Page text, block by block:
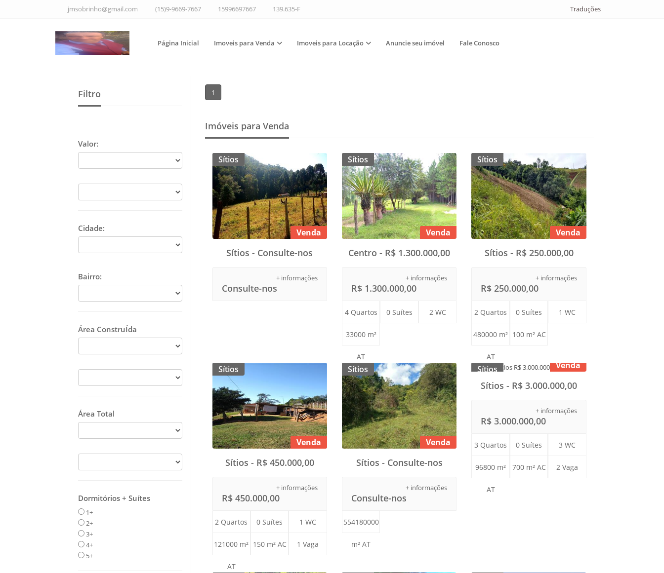
jmsobrinho@gmail.com (15)9-9669-7667 15996697667 139.635-F Traduções
Página Inicial Imoveis para Venda Imoveis para Locação Anuncie seu imóvel Fale Conosco
Filtro
Valor:
Cidade:
Bairro:
Área ConstruÍda
Área Total
Dormitórios + Suítes
1+
2+
3+
4+
5+
1
Imóveis para Venda
Sítios
Venda
Sítios - Consulte-nos
+ informações
Consulte-nos
Sítios
Venda
Centro - R$ 1.300.000,00
+ informações
R$ 1.300.000,00
4 Quartos 0 Suítes 2 WC
33000 m²
AT
Sítios
Venda
Sítios - R$ 250.000,00
+ informações
R$ 250.000,00
2 Quartos 0 Suítes 1 WC
480000 m²
AT
100 m² AC
Sítios
Venda
Sítios - R$ 450.000,00
+ informações
R$ 450.000,00
2 Quartos 0 Suítes 1 WC
121000 m²
AT
150 m² AC 1 Vaga
Sítios
Venda
Sítios - Consulte-nos
+ informações
Consulte-nos
554180000
m² AT
Sítios Venda
Sítios - R$ 3.000.000,00
+ informações
R$ 3.000.000,00
3 Quartos 0 Suítes 3 WC
96800 m²
AT
700 m² AC 2 Vaga